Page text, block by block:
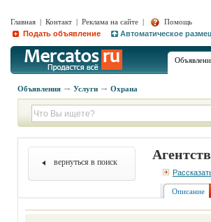
Главная | Контакт | Реклама на сайте |
Помощь
Подать объявление
Автоматическое
Объявления Услуги Охрана
вернуться в поиск
Описание